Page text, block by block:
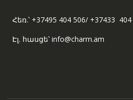
Հեռ.՝ +37495 404 506/ +37433 404
Էլ. հասցե՝ info@charm.am